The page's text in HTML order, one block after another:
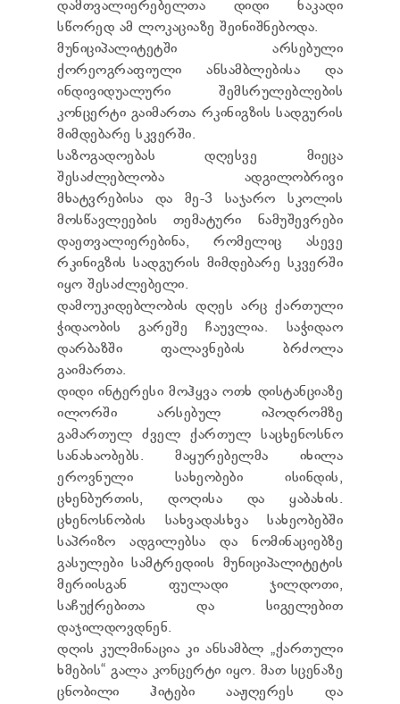
ТЕНДЕРЫ
ОТЧЁТ ДЛЯ ПРЕДОСТАВЛЕНИЯ ПРЕЗИДЕНТУ И
ПАРЛАМЕНТУ
ТРЕБОВАНИЯ ПУБЛИЧНОЙ ИНФОРМАЦИИ
УПОЛНОМОЧЕННЫЙ ПО ЗАЩИТЕ
ПЕРСОНАЛЬНЫХ ДАННЫХ
ПРАВОВЕДЧЕСКИЕ РЕШЕНИЯ
ПРАВИЛА ОБЖАЛОВАНИЯ
დამთვალიერებელთა დიდი ნაკადი
სწორედ ამ ლოკაციაზე შეინიშნებოდა.
მუნიციპალიტეტში არსებული
ქორეოგრაფიული ანსამბლებისა და
ინდივიდუალური შემსრულებლების
კონცერტი გაიმართა რკინიგზის სადგურის
მიმდებარე სკვერში.
საზოგადოებას დღესვე მიეცა
შესაძლებლობა ადგილობრივი
მხატვრებისა და მე-3 საჯარო სკოლის
მოსწავლეების თემატური ნამუშევრები
დაეთვალიერებინა, რომელიც ასევე
რკინიგზის სადგურის მიმდებარე სკვერში
იყო შესაძლებელი.
დამოუკიდებლობის დღეს არც ქართული
ჭიდაობის გარეშე ჩაუვლია. საჭიდაო
დარბაზში ფალავნების ბრძოლა
გაიმართა.
დიდი ინტერესი მოჰყვა ოთხ დისტანციაზე
ილორში არსებულ იპოდრომზე
გამართულ ძველ ქართულ საცხენოსნო
სანახაობებს. მაყურებელმა იხილა
ეროვნული სახეობები ისინდის,
ცხენბურთის, დოღისა და ყაბახის.
ცხენოსნობის სახვადასხვა სახეობებში
საპრიზო ადგილებსა და ნომინაციებზე
გასულები სამტრედიის მუნიციპალიტეტის
მერიისგან ფულადი ჯილდოთი,
საჩუქრებითა და სიგელებით
დაჯილდოვდნენ.
დღის კულმინაცია კი ანსამბლ „ქართული
ხმების“ გალა კონცერტი იყო. მათ სცენაზე
ცნობილი ჰიტები ააჟღერეს და